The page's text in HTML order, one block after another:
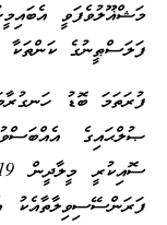
މަޝްޣޫލުވެފަވީ
ފަލަސްޠީނުގެ
ފުރަތަމަ ބޮޑު